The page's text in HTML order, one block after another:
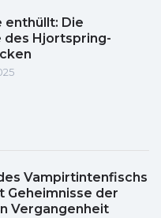
enthüllt: Die
des Hjortspring-
Vampirtintenfischs
Geheimnisse der
Vergangenheit